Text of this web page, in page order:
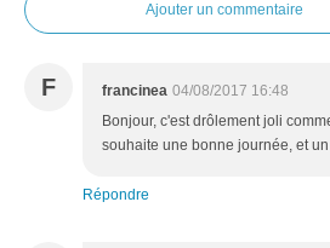
Ajouter un commentaire
F francinea 04/08/2017 16:48
Bonjour, c'est drôlement joli
souhaite une bonne journée, et
Répondre